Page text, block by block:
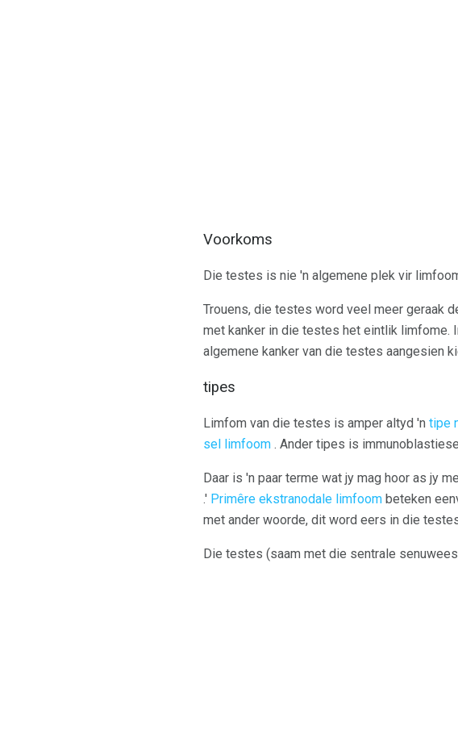
Voorkoms
Die testes is nie 'n algemene plek vir
Trouens, die testes word veel meer geraak
met kanker in die testes het eintlik limfome.
algemene kanker van die testes aangesien
tipes
Limfom van die testes is amper altyd 'n tipe
sel limfoom . Ander tipes is
Daar is 'n paar terme wat jy mag hoor as jy
.' Primêre ekstranodale limfoom beteken
met ander woorde, dit word eers in die
Die testes (saam met die sentrale